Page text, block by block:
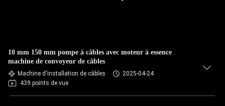
10 mm 150 mm pompe à câbles avec moteur à essence
machine de convoyeur de câbles
Machine d'installation de câbles
2025-04-24
439 points de vue